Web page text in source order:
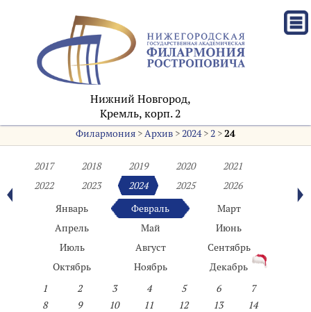
Нижний Новгород,
Кремль, корп. 2
Филармония>Архив>2024>2>24
2017 2018 2019 2020
2021
2022
2023 2024 2025
2026
Январь
Февраль
Март
Апрель
Май
Июнь
Июль
Август
Сентябрь
Октябрь
Ноябрь
Декабрь
1
2 3 4 5 6
7
8
9 10 11 12 13
14